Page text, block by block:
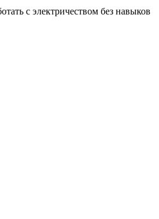
с электричеством без навыков